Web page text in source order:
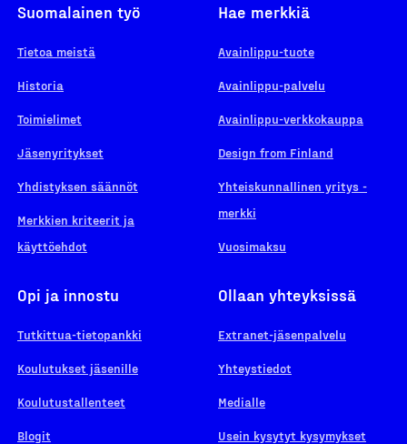
Suomalainen työ
Tietoa meistä
Historia
Toimielimet
Jäsenyritykset
Yhdistyksen säännöt
Merkkien kriteerit ja
käyttöehdot
Hae merkkiä
Avainlippu-tuote
Avainlippu-palvelu
Avainlippu-verkkokauppa
Design from Finland
Yhteiskunnallinen yritys -
merkki
Vuosimaksu
Opi ja innostu
Tutkittua-tietopankki
Koulutukset jäsenille
Koulutustallenteet
Blogit
Ollaan yhteyksissä
Extranet-jäsenpalvelu
Yhteystiedot
Medialle
Usein kysytyt kysymykset